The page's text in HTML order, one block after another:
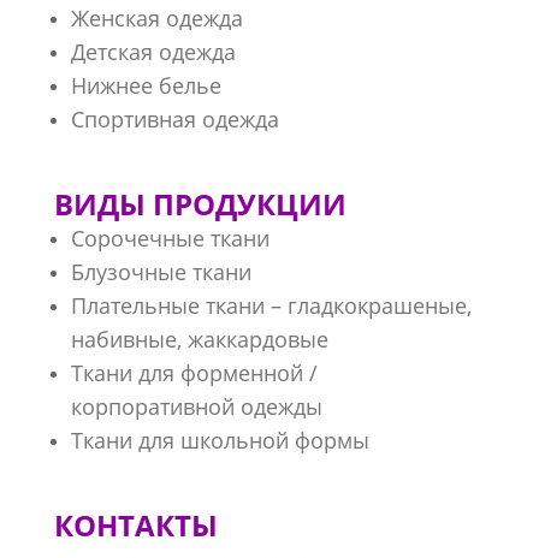
Женская одежда
Детская одежда
Нижнее белье
Спортивная одежда
ВИДЫ ПРОДУКЦИИ
Сорочечные ткани
Блузочные ткани
Плательные ткани – гладкокрашеные,
набивные, жаккардовые
Ткани для форменной /
корпоративной одежды
Ткани для школьной формы
КОНТАКТЫ